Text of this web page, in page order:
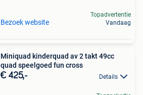
Bezoek website
Topadvertentie
Vandaag
Miniquad kinderquad av 2 takt 49cc
quad speelgoed fun cross
€ 425,- Details